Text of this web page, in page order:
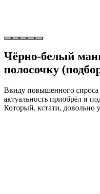
Чёрно-белый
полосочку
Ввиду повышенного спроса
актуальность приобрёл и
Который, кстати, довольно